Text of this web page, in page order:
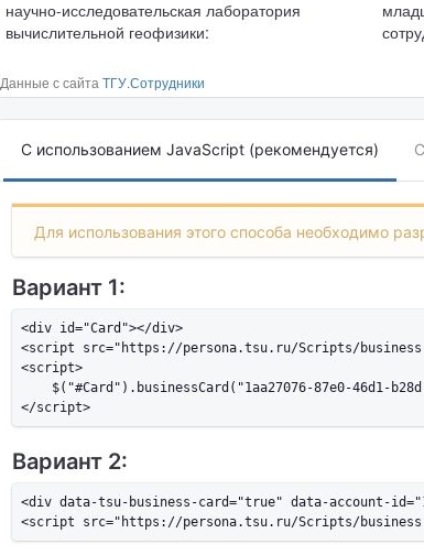
научно-исследовательская лаборатория
вычислительной геофизики:
Данные с сайта ТГУ.Сотрудники
С использованием JavaScript (рекомендуется)
Для использования этого способа необходимо
Вариант 1:
<div id="Card"></div>
<script src="https://persona.tsu.ru/Scripts/
<script>
$("#Card").businessCard("1aa27076-87e0-46d1-
Вариант 2:
<div data-tsu-business-card="true" data-account-